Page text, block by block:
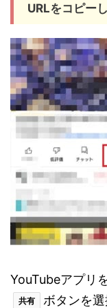
URLをコピー
YouTubeアプリ
共有 ボタンを選